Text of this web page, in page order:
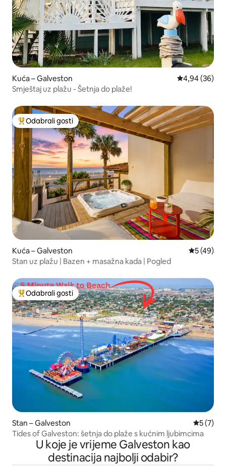
Kuća – Galveston Prosječna
4,94 (36)
Smještaj uz plažu - Šetnja do plaže!
Među najviše rangiranima s oznakom „Odabrali gosti”
Odabrali gosti
Kuća – Galveston Prosječna
5 (49)
Stan uz plažu | Bazen + masažna kada | Pogled
Među najviše rangiranima s oznakom „Odabrali gosti”
Odabrali gosti
Stan – Galveston
5 (7)
Tides of Galveston: šetnja do plaže s kućnim ljubimcima
U koje je vrijeme Galveston kao
destinacija najbolji odabir?